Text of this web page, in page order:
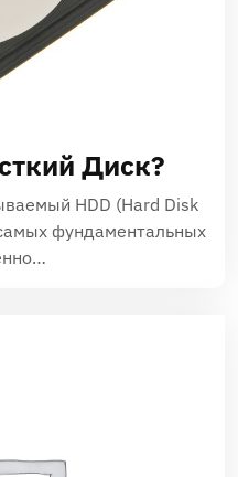
Диск?
HDD (Hard Disk
фундаментальных